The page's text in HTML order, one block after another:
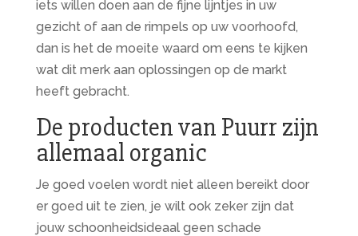
iets willen doen aan de fijne lijntjes in uw
gezicht of aan de rimpels op uw voorhoofd,
dan is het de moeite waard om eens te kijken
wat dit merk aan oplossingen op de markt
heeft gebracht.
De producten van Puurr zijn
allemaal organic
Je goed voelen wordt niet alleen bereikt door
er goed uit te zien, je wilt ook zeker zijn dat
jouw schoonheidsideaal geen schade